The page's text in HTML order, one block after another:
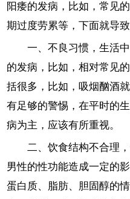
阳痿的发病，比如，常见
期过度劳累等，下面就导
一、不良习惯，生活
的发病，比如，相对常见
括很多，比如，吸烟酗酒
有足够的警惕，在平时的
病为主，应该有所重视。
二、饮食结构不合理
男性的性功能造成一定的
蛋白质、脂肪、胆固醇的